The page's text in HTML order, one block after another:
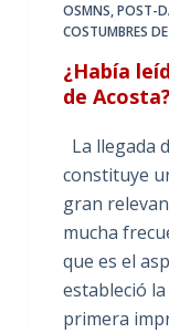
OSMNS,POST-
COSTUMBRES
¿Había
de Acosta?
La llegada
constituye
gran
mucha
que es el
estableció
primera